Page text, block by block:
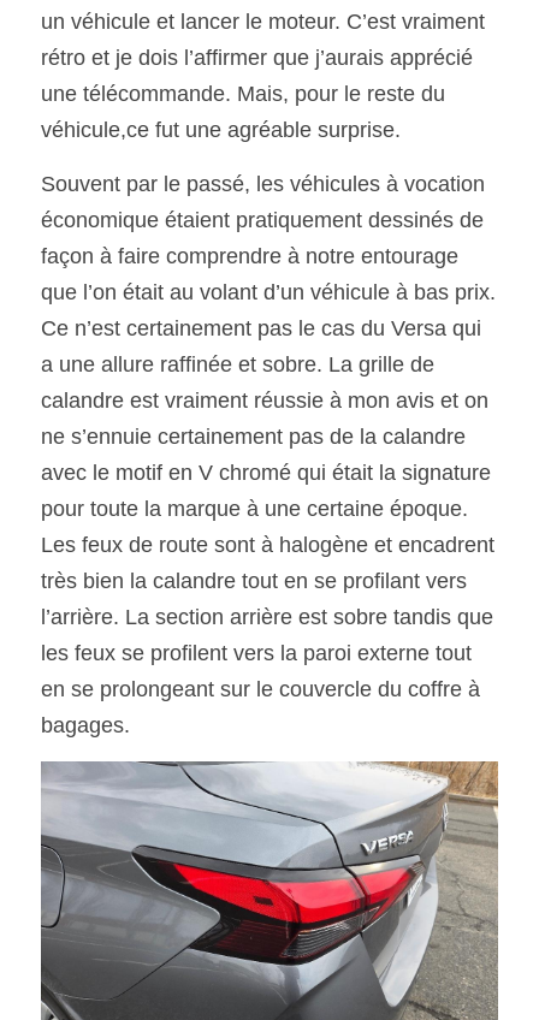
un véhicule et lancer le moteur. C’est vraiment
rétro et je dois l’affirmer que j’aurais apprécié
une télécommande. Mais, pour le reste du
véhicule,ce fut une agréable surprise.
Souvent par le passé, les véhicules à vocation
économique étaient pratiquement dessinés de
façon à faire comprendre à notre entourage
que l’on était au volant d’un véhicule à bas prix.
Ce n’est certainement pas le cas du Versa qui
a une allure raffinée et sobre. La grille de
calandre est vraiment réussie à mon avis et on
ne s’ennuie certainement pas de la calandre
avec le motif en V chromé qui était la signature
pour toute la marque à une certaine époque.
Les feux de route sont à halogène et encadrent
très bien la calandre tout en se profilant vers
l’arrière. La section arrière est sobre tandis que
les feux se profilent vers la paroi externe tout
en se prolongeant sur le couvercle du coffre à
bagages.